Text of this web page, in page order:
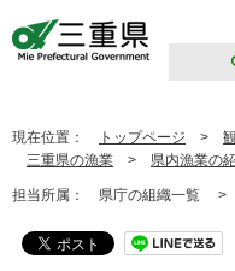
現在位置： トップページ >
三重県の漁業 > 県内漁業の
担当所属： 県庁の組織一覧 >